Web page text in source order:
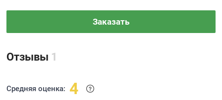
Заказать
Отзывы 1
Средняя оценка: 4